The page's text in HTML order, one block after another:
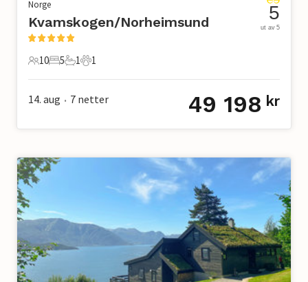
Norge
Kvamskogen/Norheimsund
10 Gjester
10
5 Soverom
5
1 Bad
1
1 Kjæledyr
1
5
ut av 5
14. aug • 7 netter 49 198 kr